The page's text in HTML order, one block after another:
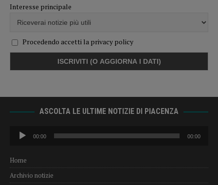
Interesse principale
Procedendo accetti la privacy policy
ASCOLTA LE ULTIME NOTIZIE DI PIACENZA
Audio
Player
00:00 00:00
Home
Archivio notizie